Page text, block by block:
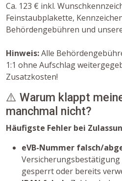
Ca. 123 € inkl.
Feinstaubplakette,
Behördengebühren und
Hinweis:Alle
1:1 ohne Aufschlag
Zusatzkosten!
⚠️ Warum klappt
manchmal nicht?
Häufigste Fehler bei
eVB-Nummer falsch/
gesperrt oder bereits